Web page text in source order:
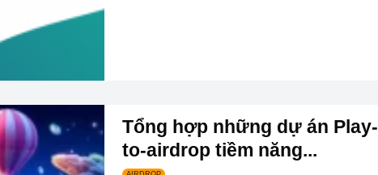
Tổng hợp những dự án Play-
to-airdrop tiềm năng...